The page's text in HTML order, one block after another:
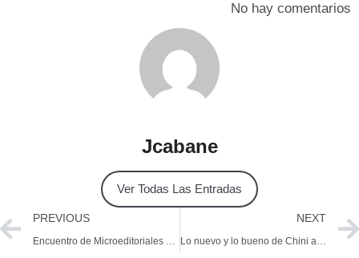
No hay comentarios
Jcabane
Ver Todas Las Entradas
PREVIOUS
Encuentro de Microeditoriales 2015
NEXT
Lo nuevo y lo bueno de Chini and the technicians